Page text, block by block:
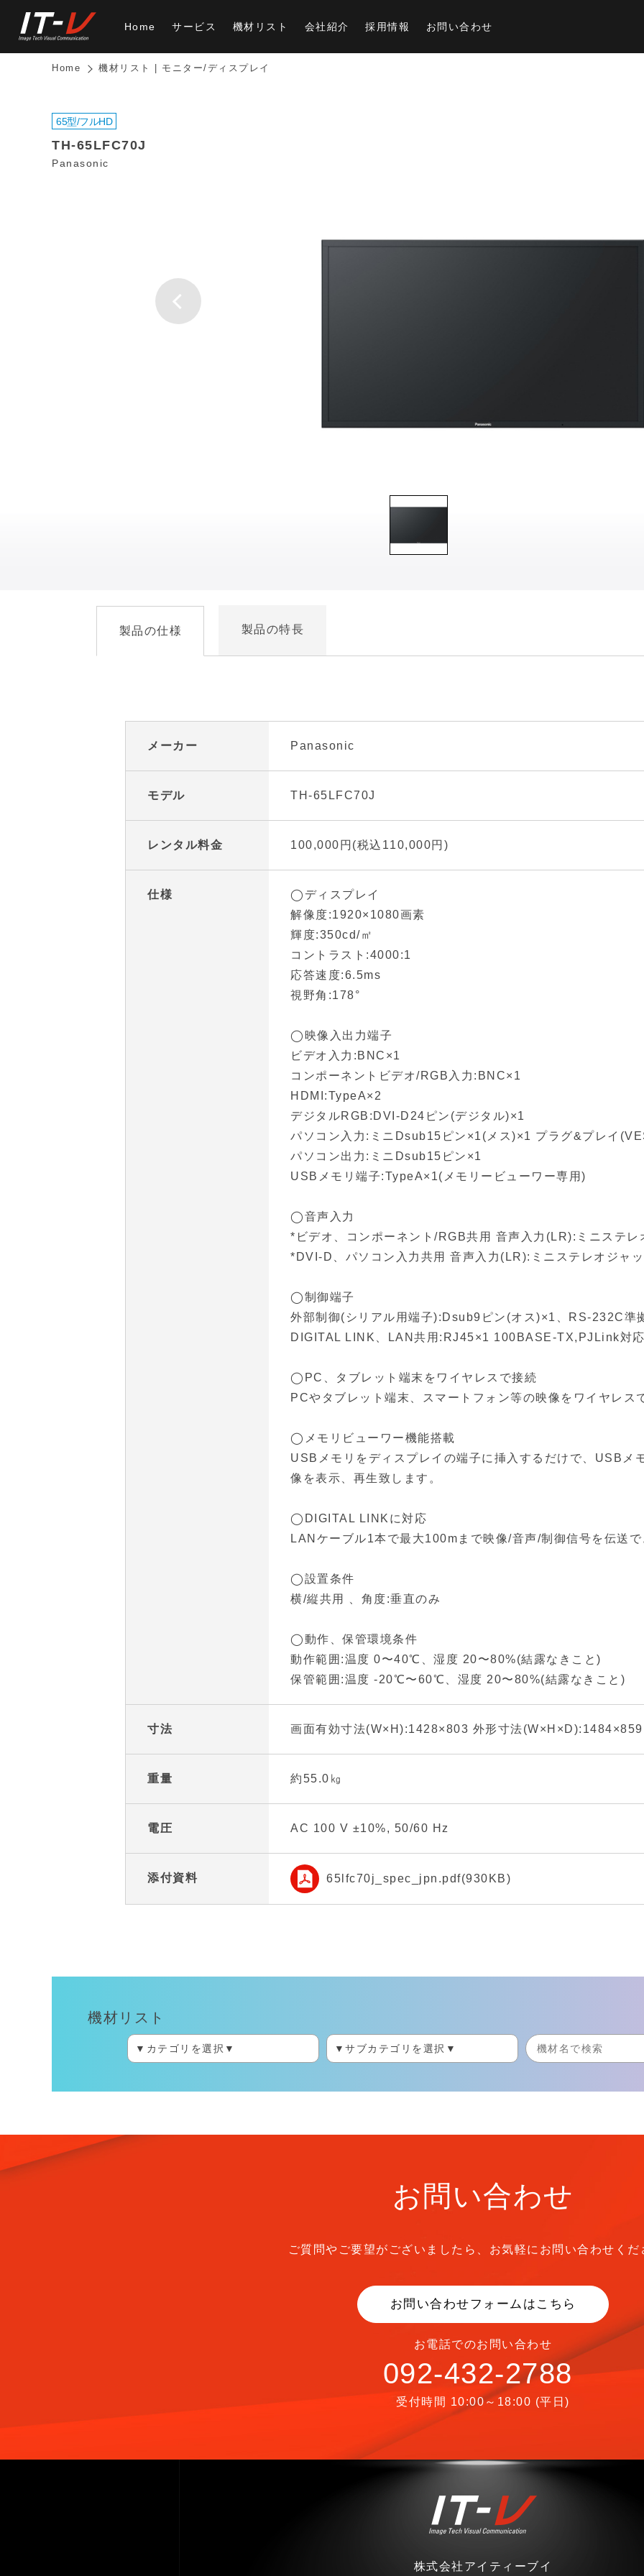
Home サービス 機材リスト 会社紹介 採用情報 お問い合わせ
Home 機材リスト | モニター/ディスプレイ
65型/フルHD
TH-65LFC70J
Panasonic
製品の仕様
メーカー Panasonic
モデル TH-65LFC70J
レンタル料金 100,000円(税込110,000円)
仕様
◯ディスプレイ
解像度:1920×1080画素
輝度:350cd/㎡
コントラスト:4000:1
応答速度:6.5ms
視野角:178°
◯映像入出力端子
ビデオ入力:BNC×1
コンポーネントビデオ/RGB入力:BNC×1
HDMI:TypeA×2
デジタルRGB:DVI-D24ピン(デジタル)×1
パソコン入力:ミニDsub15ピン×1(メス)×1 プラグ&プレイ
パソコン出力:ミニDsub15ピン×1
USBメモリ端子:TypeA×1(メモリービューワー専用)
◯音声入力
*ビデオ、コンポーネント/RGB共用 音声入力(LR):ミニステレ
*DVI-D、パソコン入力共用 音声入力(LR):ミニステレオジャ
◯制御端子
外部制御(シリアル用端子):Dsub9ピン(オス)×1、RS-232C準
DIGITAL LINK、LAN共用:RJ45×1 100BASE-TX,PJLink対
◯PC、タブレット端末をワイヤレスで接続
PCやタブレット端末、スマートフォン等の映像をワイヤレス
◯メモリビューワー機能搭載
USBメモリをディスプレイの端子に挿入するだけで、USBメ
像を表示、再生致します。
◯DIGITAL LINKに対応
LANケーブル1本で最大100mまで映像/音声/制御信号を伝送
◯設置条件
横/縦共用 、角度:垂直のみ
◯動作、保管環境条件
動作範囲:温度 0〜40℃、湿度 20〜80%(結露なきこと)
保管範囲:温度 -20℃〜60℃、湿度 20〜80%(結露なきこと)
寸法 画面有効寸法(W×H):1428×803 外形寸法
重量 約55.0㎏
電圧 AC 100 V ±10%, 50/60 Hz
添付資料 65lfc70j_spec_jpn.pdf(930KB)
製品の特長
機材リスト
お問い合わせ
ご質問やご要望がございましたら、 お気軽にお問い合わせくだ
お問い合わせフォームはこちら
お電話でのお問い合わせ
092-432-2788
受付時間 10:00～18:00 (平日)
株式会社アイティーブイ